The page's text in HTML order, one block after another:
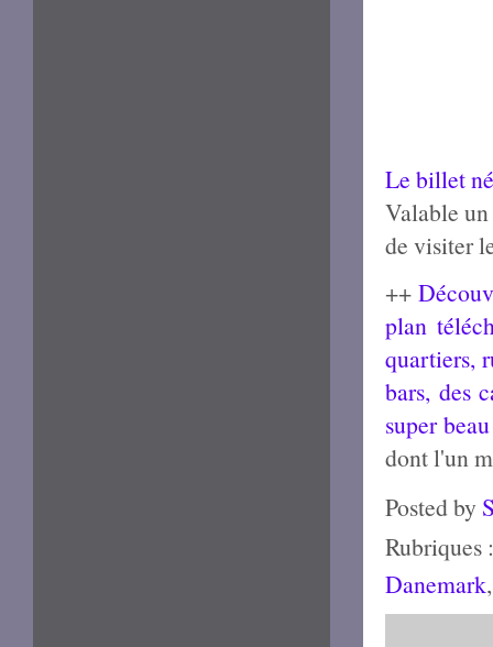
Le billet
Valable
de visiter
++
plan
quartiers,
bars, des
super
dont l'un
Posted by
Rubriques
Danemark